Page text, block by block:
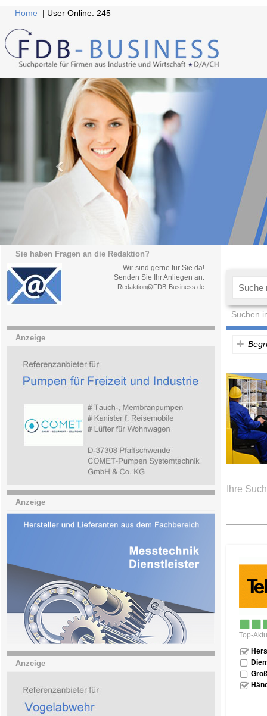
Home | User Online: 245
Sie haben Fragen an die Redaktion?
Wir sind gerne für Sie da!
Senden Sie Ihr Anliegen an:
Redaktion@FDB-Business.de
Suchen
Anzeige
Anzeige
Anzeige
Ihre
Top-